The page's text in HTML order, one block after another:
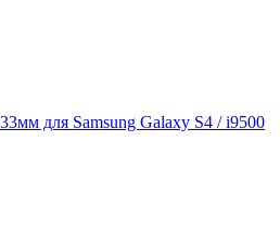
для Samsung Galaxy S4 / i9500